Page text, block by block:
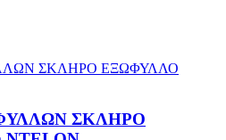
ΣΚΛΗΡΟ